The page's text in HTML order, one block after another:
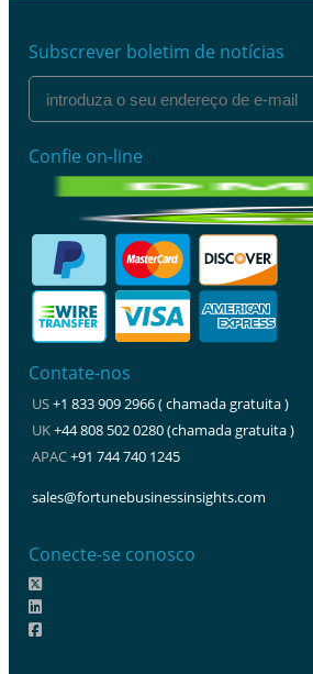
Subscrever boletim de notícias
Confie on-line
Contate-nos
US+1 833 909 2966 ( chamada gratuita )
UK+44 808 502 0280 (chamada gratuita )
APAC+91 744 740 1245
sales@fortunebusinessinsights.com
Conecte-se conosco